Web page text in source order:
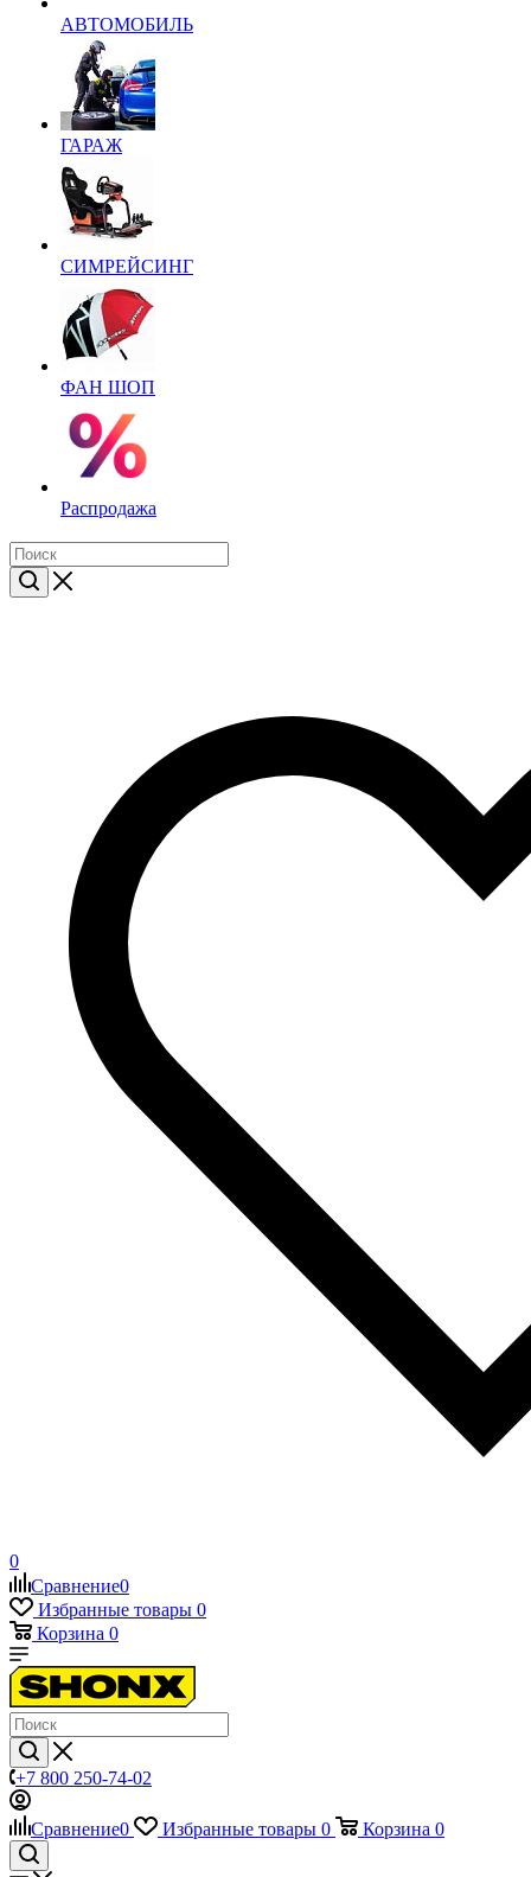
АВТОМОБИЛЬ
ГАРАЖ
СИМРЕЙСИНГ
ФАН ШОП
Распродажа
0
Сравнение0
Избранные товары 0
Корзина 0
+7 800 250-74-02
Сравнение0 Избранные товары 0 Корзина 0